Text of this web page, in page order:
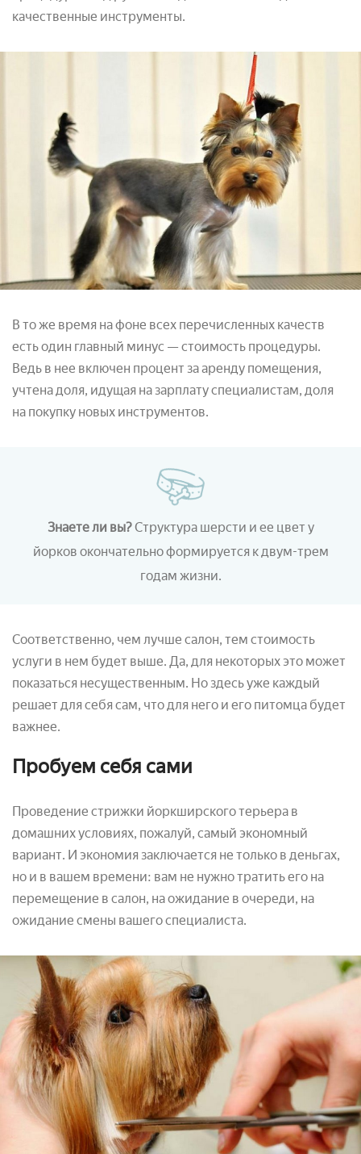
качественные инструменты.
В то же время на фоне всех перечисленных качеств
есть один главный минус — стоимость процедуры.
Ведь в нее включен процент за аренду помещения,
учтена доля, идущая на зарплату специалистам, доля
на покупку новых инструментов.
Знаете ли вы?Структура шерсти и ее цвет у
йорков окончательно формируется к двум-трем
годам жизни.
Соответственно, чем лучше салон, тем стоимость
услуги в нем будет выше. Да, для некоторых это может
показаться несущественным. Но здесь уже каждый
решает для себя сам, что для него и его питомца будет
важнее.
Пробуем себя сами
Проведение стрижки йоркширского терьера в
домашних условиях, пожалуй, самый экономный
вариант. И экономия заключается не только в деньгах,
но и в вашем времени: вам не нужно тратить его на
перемещение в салон, на ожидание в очереди, на
ожидание смены вашего специалиста.